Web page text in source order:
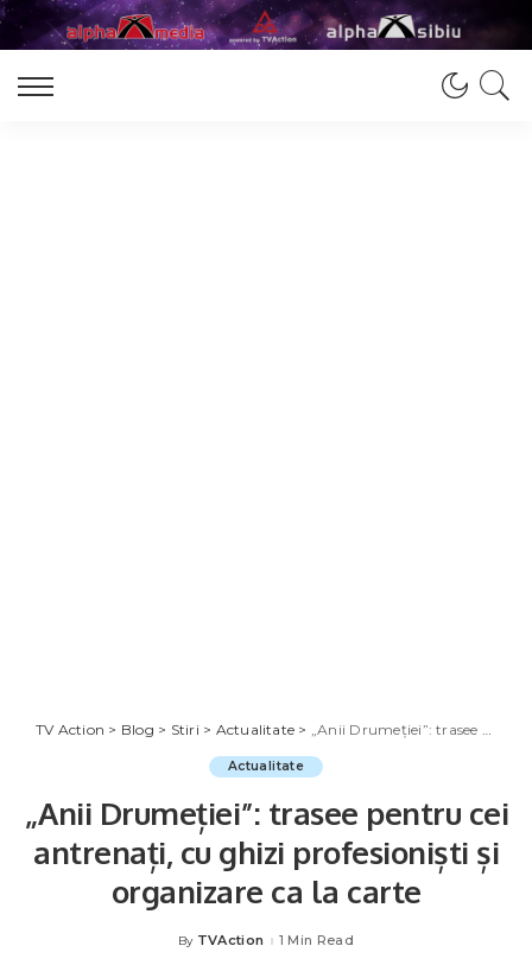
TV Action > Blog > Stiri > Actualitate > „Anii Drumeției”: trasee pentru cei antrenați, cu ghizi profesioniști și organizare ca la carte
Actualitate
„Anii Drumeției”: trasee pentru cei
antrenați, cu ghizi profesioniști și
organizare ca la carte
Posted
By TVAction 1 Min Read